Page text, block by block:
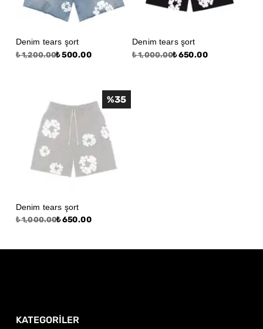
Denim tears şort
₺ 1,200.00₺ 500.00
Denim tears şort
₺ 1,000.00₺ 650.00
Denim tears şort
₺ 1,000.00₺ 650.00
%35
KATEGORİLER